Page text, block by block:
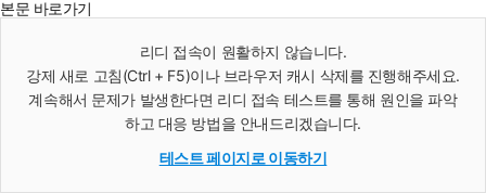
본문 바로가기
리디 접속이 원활하지 않습니다.
강제 새로 고침(Ctrl + F5)이나 브라우저 캐시 삭제를 진행해주세요.
계속해서 문제가 발생한다면 리디 접속 테스트를 통해 원인을 파악
하고 대응 방법을 안내드리겠습니다.
테스트 페이지로 이동하기